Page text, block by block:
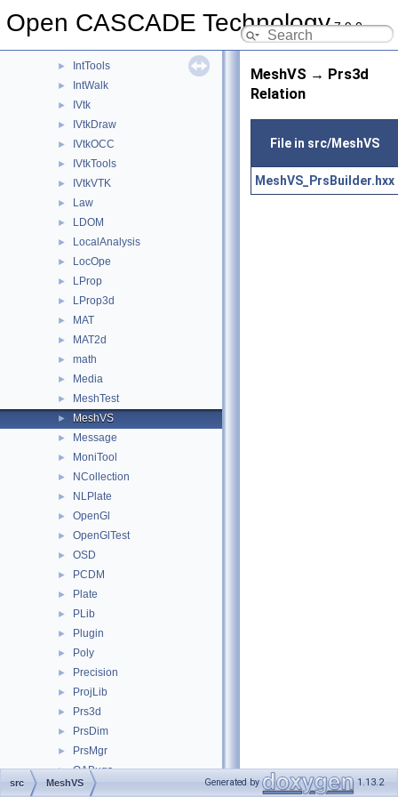
Open CASCADE Technology7.9.0
IntStart
► IntTools
► IntWalk
► IVtk
► IVtkDraw
► IVtkOCC
► IVtkTools
► IVtkVTK
► Law
► LDOM
► LocalAnalysis
► LocOpe
► LProp
► LProp3d
► MAT
► MAT2d
► math
► Media
► MeshTest
► MeshVS
► Message
► MoniTool
► NCollection
► NLPlate
► OpenGl
► OpenGlTest
► OSD
► PCDM
► Plate
► PLib
► Plugin
► Poly
► Precision
► ProjLib
► Prs3d
► PrsDim
► PrsMgr
► QABugs
► QADNaming
MeshVS → Prs3d
Relation
File in src/MeshVS
MeshVS_PrsBuilder.hxx
src MeshVS Generated by 1.13.2